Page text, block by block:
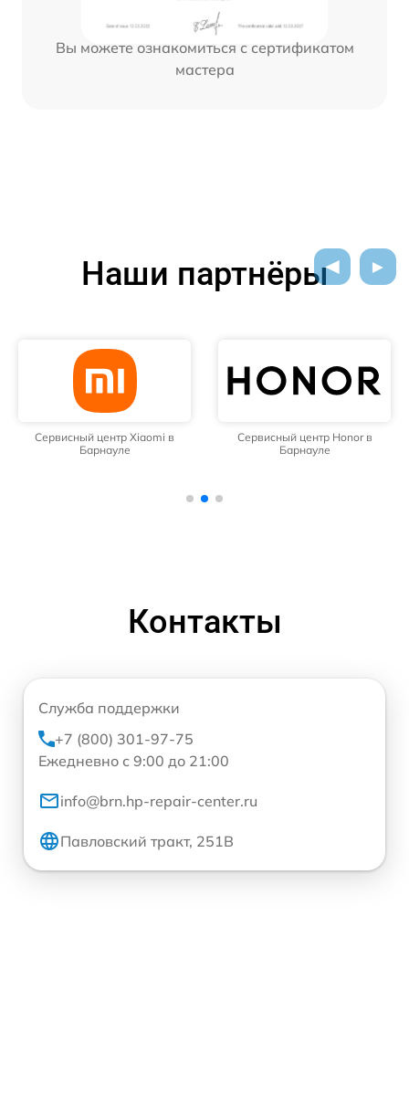
Вы можете ознакомиться с сертификатом
мастера
Наши партнёры
Сервисный центр Xiaomi в
Барнауле
Сервисный центр Honor в
Барнауле
Контакты
Служба поддержки
+7 (800) 301-97-75
Ежедневно с 9:00 до 21:00
info@brn.hp-repair-center.ru
Павловский тракт, 251В